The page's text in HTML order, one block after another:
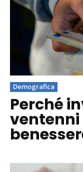
Demografica
Perché